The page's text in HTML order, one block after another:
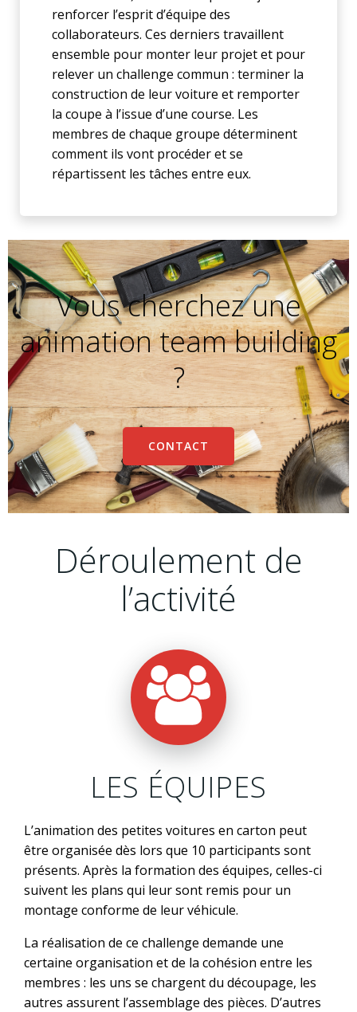
renforcer l’esprit d’équipe des
collaborateurs. Ces derniers travaillent
ensemble pour monter leur projet et pour
relever un challenge commun : terminer la
construction de leur voiture et remporter
la coupe à l’issue d’une course. Les
membres de chaque groupe déterminent
comment ils vont procéder et se
répartissent les tâches entre eux.
Vous cherchez une
animation team building
?
CONTACT
Déroulement de
l’activité
LES ÉQUIPES
L’animation des petites voitures en carton peut
être organisée dès lors que 10 participants sont
présents. Après la formation des équipes, celles-ci
suivent les plans qui leur sont remis pour un
montage conforme de leur véhicule.
La réalisation de ce challenge demande une
certaine organisation et de la cohésion entre les
membres : les uns se chargent du découpage, les
autres assurent l’assemblage des pièces. D’autres